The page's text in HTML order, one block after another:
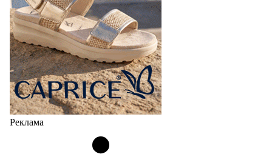
Реклама